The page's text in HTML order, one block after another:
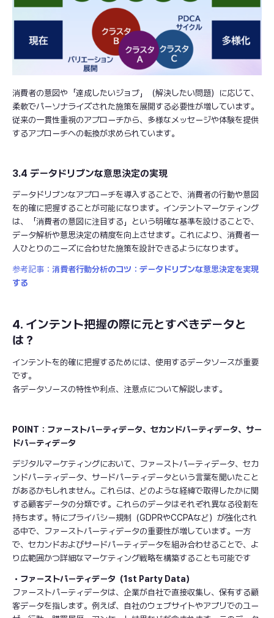
消費者の意図や「達成したいジョブ」（解決したい問題）に応じて、
柔軟でパーソナライズされた施策を展開する必要性が増しています。
従来の一貫性重視のアプローチから、多様なメッセージや体験を提供
するアプローチへの転換が求められています。
3.4 データドリブンな意思決定の実現
データドリブンなアプローチを導入することで、消費者の行動や意図
を的確に把握することが可能になります。インテントマーケティング
は、「消費者の意図に注目する」という明確な基準を設けることで、
データ解析や意思決定の精度を向上させます。これにより、消費者一
人ひとりのニーズに合わせた施策を設計できるようになります。
参考記事： 消費者行動分析のコツ：データドリブンな意思決定を実現
する
4. インテント把握の際に元とすべきデータと
は？
インテントを的確に把握するためには、使用するデータソースが重要
です。
各データソースの特性や利点、注意点について解説します。
POINT：ファーストパーティデータ、セカンドパーティデータ、サー
ドパーティデータ
デジタルマーケティングにおいて、ファーストパーティデータ、セカ
ンドパーティデータ、サードパーティデータという言葉を聞いたこと
があるかもしれません。これらは、どのような経緯で取得したかに関
する顧客データの分類です。これらのデータはそれぞれ異なる役割を
持ちます。特にプライバシー規制（GDPRやCCPAなど）が強化され
る中で、ファーストパーティデータの重要性が増しています。一方
で、セカンドおよびサードパーティデータを組み合わせることで、よ
り広範囲かつ詳細なマーケティング戦略を構築することも可能です
・ファーストパーティデータ（1st Party Data）
ファーストパーティデータは、企業が自社で直接収集し、保有する顧
客データを指します。例えば、自社のウェブサイトやアプリでのユー